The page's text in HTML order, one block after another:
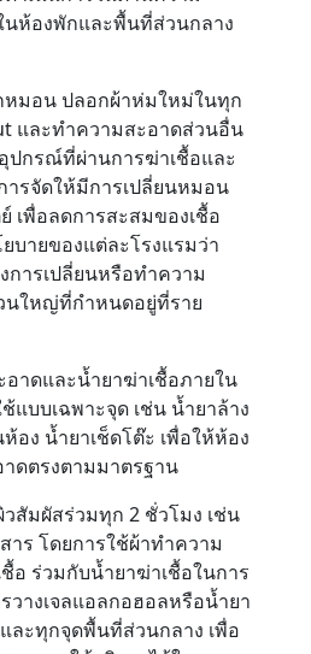
ห้องพักและพื้นที่ส่วนกลาง
หมอน ปลอกผ้าห่มใหม่ในทุก
และทำความสะอาดส่วนอื่น
ปกรณ์ที่ผ่านการฆ่าเชื้อและ
ารจัดให้มีการเปลี่ยนหมอน
เพื่อลดการสะสมของเชื้อ
บายของแต่ละโรงแรมว่า
การเปลี่ยนหรือทำความ
นใหญ่ที่กำหนดอยู่ที่ราย
าดและน้ำยาฆ่าเชื้อภายใน
แบบเฉพาะจุด เช่น น้ำยาล้าง
ง น้ำยาเช็ดโต๊ะ เพื่อให้ห้อง
ดตรงตามมาตรฐาน
สัมผัสร่วมทุก 2 ชั่วโมง เช่น
าร โดยการใช้ผ้าทำความ
อ ร่วมกับน้ำยาฆ่าเชื้อในการ
างเจลแอลกอฮอลหรือน้ำยา
ละทุกจุดพื้นที่ส่วนกลาง เพื่อ